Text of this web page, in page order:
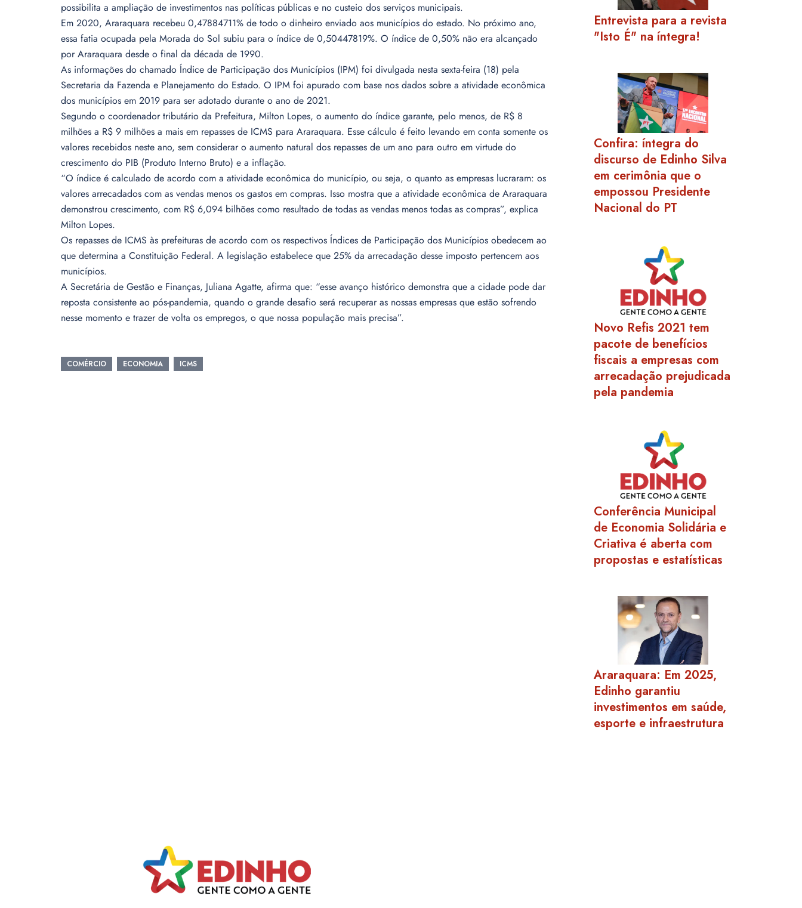
possibilita a ampliação de investimentos nas políticas públicas e no custeio dos serviços municipais.
Em 2020, Araraquara recebeu 0,47884711% de todo o dinheiro enviado aos municípios do estado. No próximo ano,
essa fatia ocupada pela Morada do Sol subiu para o índice de 0,50447819%. O índice de 0,50% não era alcançado
por Araraquara desde o final da década de 1990.
As informações do chamado Índice de Participação dos Municípios (IPM) foi divulgada nesta sexta-feira (18) pela
Secretaria da Fazenda e Planejamento do Estado. O IPM foi apurado com base nos dados sobre a atividade econômica
dos municípios em 2019 para ser adotado durante o ano de 2021.
Segundo o coordenador tributário da Prefeitura, Milton Lopes, o aumento do índice garante, pelo menos, de R$ 8
milhões a R$ 9 milhões a mais em repasses de ICMS para Araraquara. Esse cálculo é feito levando em conta somente os
valores recebidos neste ano, sem considerar o aumento natural dos repasses de um ano para outro em virtude do
crescimento do PIB (Produto Interno Bruto) e a inflação.
“O índice é calculado de acordo com a atividade econômica do município, ou seja, o quanto as empresas lucraram: os
valores arrecadados com as vendas menos os gastos em compras. Isso mostra que a atividade econômica de Araraquara
demonstrou crescimento, com R$ 6,094 bilhões como resultado de todas as vendas menos todas as compras”, explica
Milton Lopes.
Os repasses de ICMS às prefeituras de acordo com os respectivos Índices de Participação dos Municípios obedecem ao
que determina a Constituição Federal. A legislação estabelece que 25% da arrecadação desse imposto pertencem aos
municípios.
A Secretária de Gestão e Finanças, Juliana Agatte, afirma que: “esse avanço histórico demonstra que a cidade pode dar
reposta consistente ao pós-pandemia, quando o grande desafio será recuperar as nossas empresas que estão sofrendo
nesse momento e trazer de volta os empregos, o que nossa população mais precisa”.
COMÉRCIO ECONOMIA ICMS
Entrevista para a revista
"Isto É" na íntegra!
Confira: íntegra do
discurso de Edinho Silva
em cerimônia que o
empossou Presidente
Nacional do PT
Novo Refis 2021 tem
pacote de benefícios
fiscais a empresas com
arrecadação prejudicada
pela pandemia
Conferência Municipal
de Economia Solidária e
Criativa é aberta com
propostas e estatísticas
Araraquara: Em 2025,
Edinho garantiu
investimentos em saúde,
esporte e infraestrutura